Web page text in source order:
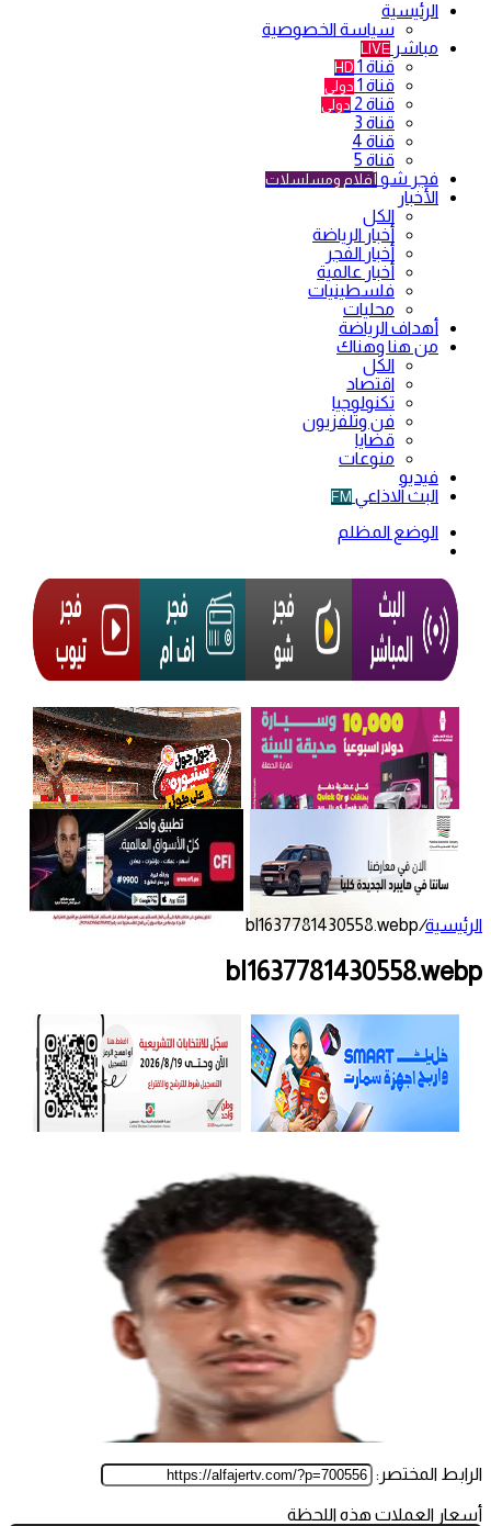
الرئيسية
سياسة الخصوصية
مباشر LIVE
قناة 1 HD
قناة 1 دولي
قناة 2 دولي
قناة 3
قناة 4
قناة 5
فجر شو أفلام ومسلسلات
الأخبار
الكل
أخبار الرياضة
أخبار الفجر
أخبار عالمية
فلسطينيات
محليات
أهداف الرياضة
من هنا وهناك
الكل
اقتصاد
تكنولوجيا
فن وتلفزيون
قضايا
منوعات
فيديو
البث الاذاعي FM
الوضع المظلم
الرئيسية/
bl1637781430558.webp
bl1637781430558.webp
الرابط المختصر:
أسعار العملات هذه اللحظة